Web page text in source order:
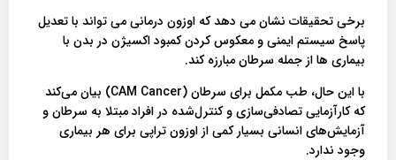
برخی تحقیقات نشان می دهد که اوزون درمانی می تواند با تعدیل
پاسخ سیستم ایمنی و معکوس کردن کمبود اکسیژن در بدن با
بیماری ها از جمله سرطان مبارزه کند.
با این حال، طب مکمل برای سرطان (CAM Cancer) بیان می‌کند
که کارآزمایی تصادفی‌سازی و کنترل‌شده در افراد مبتلا به سرطان و
آزمایش‌های انسانی بسیار کمی از اوزون‌ تراپی برای هر بیماری
وجود ندارد.